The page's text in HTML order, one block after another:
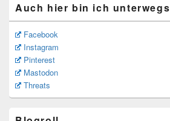
Auch hier bin ich unterwegs
Facebook
Instagram
Pinterest
Mastodon
Threats